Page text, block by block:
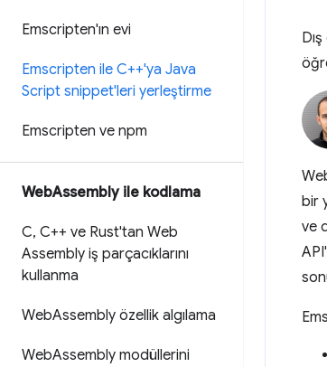
Emscripten'ın evi
Emscripten ile C++'ya Java
Script snippet'leri yerleştirme
Emscripten ve npm
WebAssembly ile kodlama
C, C++ ve Rust'tan Web
Assembly iş parçacıklarını
kullanma
WebAssembly özellik algılama
WebAssembly modüllerini
bir
ve